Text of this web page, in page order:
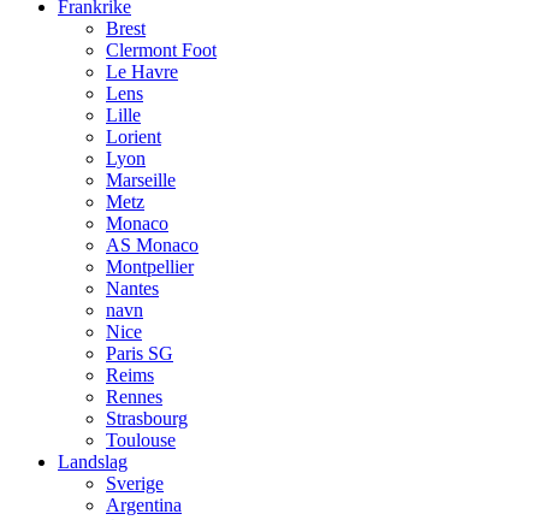
Frankrike
Brest
Clermont Foot
Le Havre
Lens
Lille
Lorient
Lyon
Marseille
Metz
Monaco
AS Monaco
Montpellier
Nantes
navn
Nice
Paris SG
Reims
Rennes
Strasbourg
Toulouse
Landslag
Sverige
Argentina